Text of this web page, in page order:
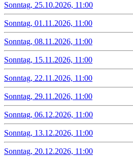
Sonntag, 25.10.2026, 11:00
Sonntag, 01.11.2026, 11:00
Sonntag, 08.11.2026, 11:00
Sonntag, 15.11.2026, 11:00
Sonntag, 22.11.2026, 11:00
Sonntag, 29.11.2026, 11:00
Sonntag, 06.12.2026, 11:00
Sonntag, 13.12.2026, 11:00
Sonntag, 20.12.2026, 11:00